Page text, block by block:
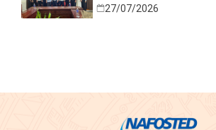
Bình
27/07/2026